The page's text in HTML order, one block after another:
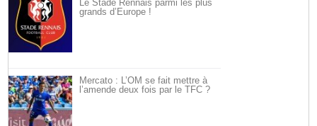
Le Stade Rennais parmi les plus
grands d’Europe !
Mercato : L’OM se fait mettre à
l’amende deux fois par le TFC ?